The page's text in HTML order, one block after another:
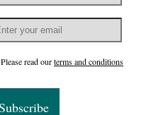
Please read ourterms and conditions